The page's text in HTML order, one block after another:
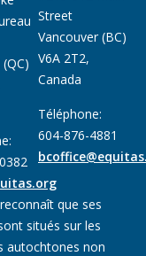
Street
Vancouver (BC)
V6A 2T2,
Canada
Téléphone:
604-876-4881
que ses
situés sur les
autochtones non